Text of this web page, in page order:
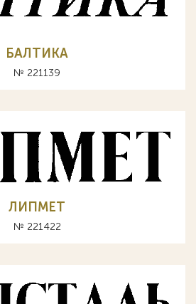
БАЛТИКА
№ 221139
ЛИПМЕТ
№ 221422